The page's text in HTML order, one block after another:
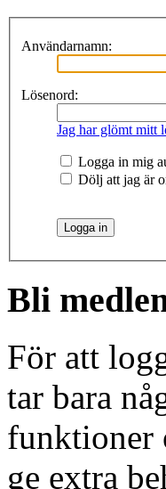
Användarnamn:
Lösenord:
Jag har glömt mitt
Logga in mig
Dölj att jag är
Bli
För att
tar bara
funktioner
ge extra